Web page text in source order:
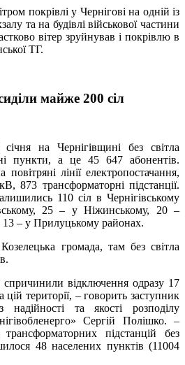
покрівлі у Чернігові на одній із
та на будівлі військової частини
вітер зруйнував і покрівлю в
ТГ.
майже 200 сіл
на Чернігівщині без світла
пункти, а це 45 647 абонентів.
лінії електропостачання,
873 трансформаторні підстанції.
110 сіл в Чернігівському
25 – у Ніжинському, 20 –
13 – у Прилуцькому районах.
громада, там без світла
відключення одразу 17
території, – говорить заступник
надійності та якості розподілу
Сергій Полішко. –
підстанцій без
48 населених пунктів (11004